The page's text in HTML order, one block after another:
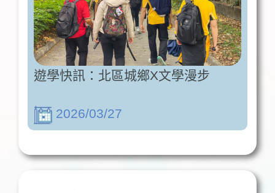
遊學快訊：北區城鄉X文學漫步
2026/03/27